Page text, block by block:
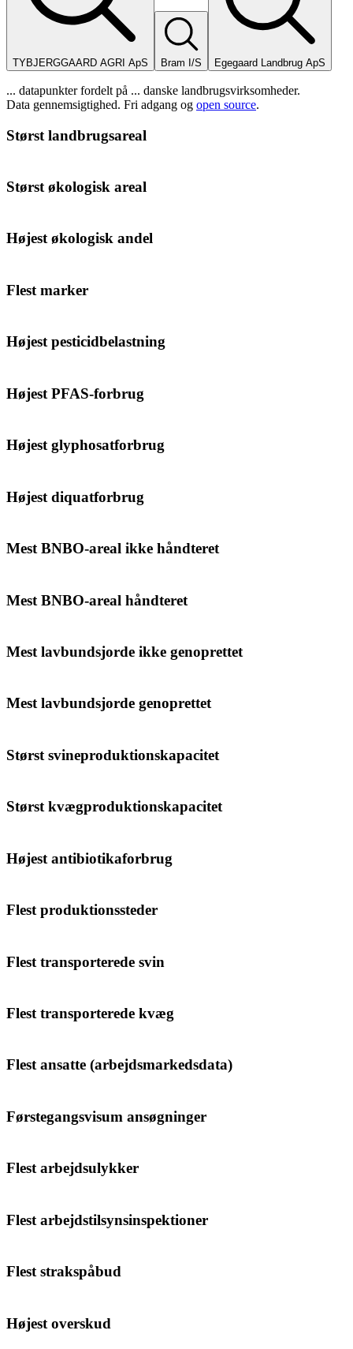
TYBJERGGAARD AGRI ApS Bram I/S Egegaard Landbrug ApS
... datapunkter fordelt på ... danske landbrugsvirksomheder.
Data gennemsigtighed. Fri adgang og open source.
Størst landbrugsareal
Størst økologisk areal
Højest økologisk andel
Flest marker
Højest pesticidbelastning
Højest PFAS-forbrug
Højest glyphosatforbrug
Højest diquatforbrug
Mest BNBO-areal ikke håndteret
Mest BNBO-areal håndteret
Mest lavbundsjorde ikke genoprettet
Mest lavbundsjorde genoprettet
Størst svineproduktionskapacitet
Størst kvægproduktionskapacitet
Højest antibiotikaforbrug
Flest produktionssteder
Flest transporterede svin
Flest transporterede kvæg
Flest ansatte (arbejdsmarkedsdata)
Førstegangsvisum ansøgninger
Flest arbejdsulykker
Flest arbejdstilsynsinspektioner
Flest strakspåbud
Højest overskud